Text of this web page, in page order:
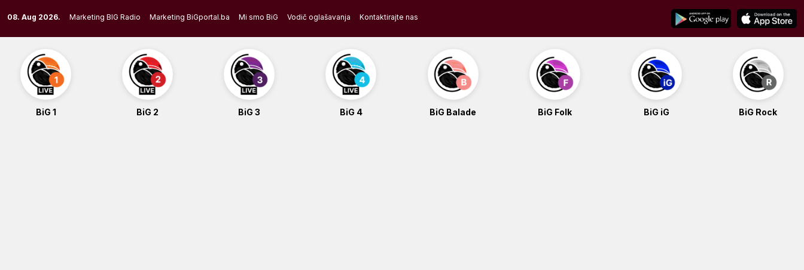
to
content
08. Aug 2026. Marketing BIG Radio Marketing BiGportal.ba Mi smo BiG Vodič oglašavanja Kontaktirajte nas
BiG 1 BiG 2 BiG 3 BiG 4 BiG Balade BiG Folk BiG iG BiG Rock